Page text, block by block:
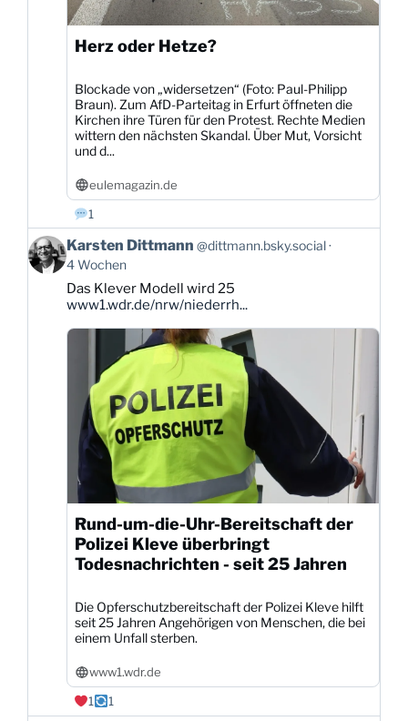
Herz oder Hetze?
Blockade von „widersetzen“ (Foto: Paul-Philipp
Braun). Zum AfD-Parteitag in Erfurt öffneten die
Kirchen ihre Türen für den Protest. Rechte Medien
wittern den nächsten Skandal. Über Mut, Vorsicht
und d...
eulemagazin.de
1
Beitrag
von
Karsten
Dittmann
Bluesky
Karsten Dittmann @dittmann.bsky.social
4 Wochen
Das Klever Modell wird 25
www1.wdr.de/nrw/niederrh...
Rund-um-die-Uhr-Bereitschaft der
Polizei Kleve überbringt
Todesnachrichten - seit 25 Jahren
Die Opferschutzbereitschaft der Polizei Kleve hilft
seit 25 Jahren Angehörigen von Menschen, die bei
einem Unfall sterben.
www1.wdr.de
1
1